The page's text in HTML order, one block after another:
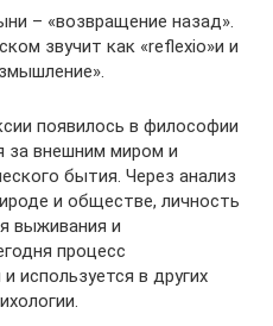
– «возвращение назад».
звучит как «reflexio»и и
появилось в философии
за внешним миром и
бытия. Через анализ
и обществе, личность
выживания и
процесс
используется в других